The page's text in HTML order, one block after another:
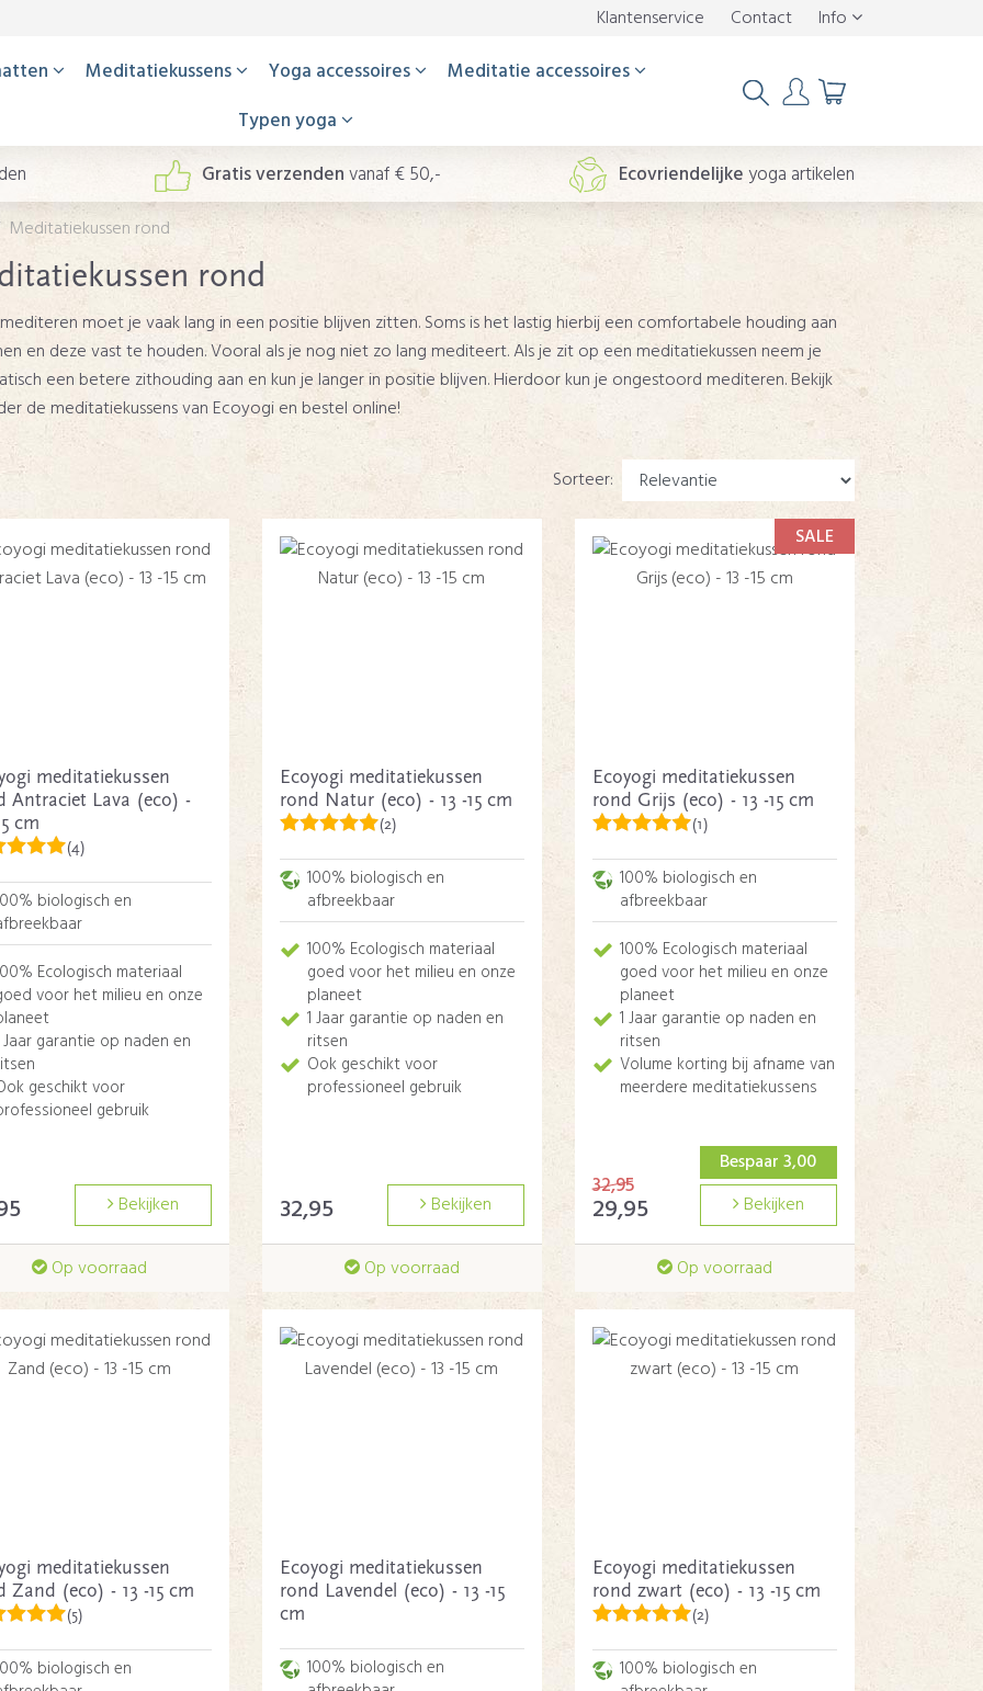
Klantenservice Contact Info
Meditatiekussens Yoga accessoires
Meditatie accessoires
Typen yoga
Gratis verzendenvanaf € 50,- Ecovriendelijkeyoga artikelen
Meditatiekussen rond
rond
moet je vaak lang in een positie blijven zitten. Soms is het lastig hierbij een comfortabele houding aan
en deze vast te houden. Vooral als je nog niet zo lang mediteert. Als je zit op een meditatiekussen neem je
een betere zithouding aan en kun je langer in positie blijven. Hierdoor kun je ongestoord mediteren. Bekijk
de meditatiekussens van Ecoyogi en bestel online!
Sorteer:
meditatiekussen
Antraciet Lava (eco) -
cm
(4)
biologisch en
Ecologisch materiaal
voor het milieu en onze
Jaar garantie op naden en
geschikt voor
gebruik
Bekijken
Op voorraad
Ecoyogi meditatiekussen
rond Natur (eco) - 13 -15 cm
(2)
100% biologisch en
afbreekbaar
100% Ecologisch materiaal
goed voor het milieu en onze
planeet
1 Jaar garantie op naden en
ritsen
Ook geschikt voor
professioneel gebruik
32,95 Bekijken
Op voorraad
SALE
Ecoyogi meditatiekussen
rond Grijs (eco) - 13 -15 cm
(1)
100% biologisch en
afbreekbaar
100% Ecologisch materiaal
goed voor het milieu en onze
planeet
1 Jaar garantie op naden en
ritsen
Volume korting bij afname van
meerdere meditatiekussens
32,95
29,95
Bespaar 3,00
Bekijken
Op voorraad
meditatiekussen
Zand (eco) - 13 -15 cm
(5)
biologisch en
Ecoyogi meditatiekussen
rond Lavendel (eco) - 13 -15
cm
100% biologisch en
Ecoyogi meditatiekussen
rond zwart (eco) - 13 -15 cm
(2)
100% biologisch en